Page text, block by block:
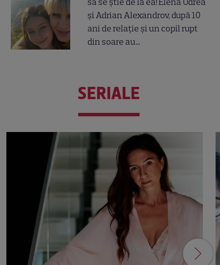
și Adrian Alexandrov, după 10
ani de relație și un copil rupt
din soare au...
SERIALE